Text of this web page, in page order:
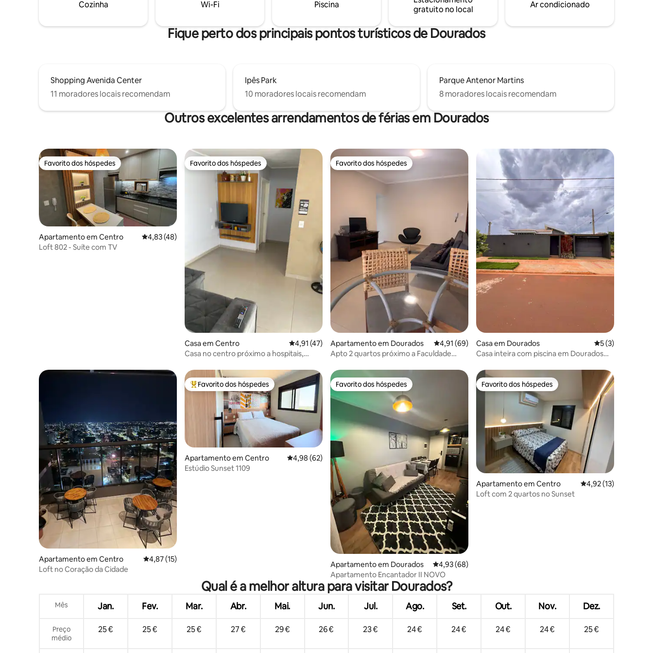
Cozinha Wi-Fi Piscina
gratuito no local
Ar condicionado
Fique perto dos principais pontos turísticos de Dourados
Shopping Avenida Center
11 moradores locais recomendam
Ipês Park
10 moradores locais recomendam
Parque Antenor Martins
8 moradores locais recomendam
Outros excelentes arrendamentos de férias em Dourados
Favorito dos hóspedes
Favorito dos hóspedes
Apartamento em Centro Classificação média de 4,83 em 5 estrelas, 48avaliações
4,83 (48)
Loft 802 - Suíte com TV
Favorito dos hóspedes
Favorito dos hóspedes
Casa em Centro Classificação média de 4,91 em 5 estrelas, 47avaliações
4,91 (47)
Casa no centro próximo a hospitais,
Favorito dos hóspedes
Favorito dos hóspedes
Apartamento em Dourados Classificação média de 4,91 em 5 estrelas, 69avaliações
4,91 (69)
Apto 2 quartos próximo a Faculdade
Casa em Dourados Classificação
5 (3)
Casa inteira com piscina em Dourados
Apartamento em Centro Classificação média de 4,87 em 5 estrelas, 15avaliações
4,87 (15)
Loft no Coração da Cidade
Favoritos dos hóspedes mais apreciados
Favorito dos hóspedes
Apartamento em Centro Classificação média de 4,98 em 5 estrelas, 62avaliações
4,98 (62)
Estúdio Sunset 1109
Favorito dos hóspedes
Favorito dos hóspedes
Apartamento em Dourados Classificação média de 4,93 em 5 estrelas, 68avaliações
4,93 (68)
Apartamento Encantador II NOVO
Favorito dos hóspedes
Favorito dos hóspedes
Apartamento em Centro Classificação média
4,92 (13)
Loft com 2 quartos no Sunset
Qual é a melhor altura para visitar Dourados?
Mês Jan. Fev. Mar. Abr. Mai. Jun. Jul. Ago. Set. Out. Nov. Dez.
Preço
médio
25 € 25 € 25 € 27 € 29 € 26 € 23 € 24 € 24 € 24 € 24 € 25 €